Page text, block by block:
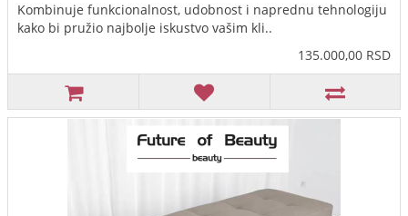
Kombinuje funkcionalnost, udobnost i naprednu tehnologiju
kako bi pružio najbolje iskustvo vašim kli..
135.000,00 RSD